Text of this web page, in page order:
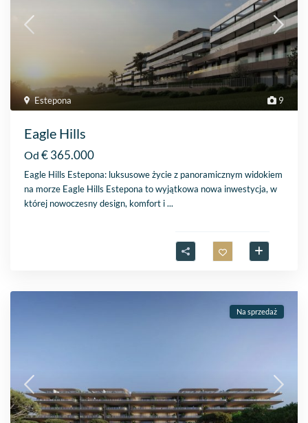
9
Estepona
Eagle Hills
Od € 365.000
Eagle Hills Estepona: luksusowe życie z panoramicznym widokiem
na morze Eagle Hills Estepona to wyjątkowa nowa inwestycja, w
której nowoczesny design, komfort i...
Na sprzedaż